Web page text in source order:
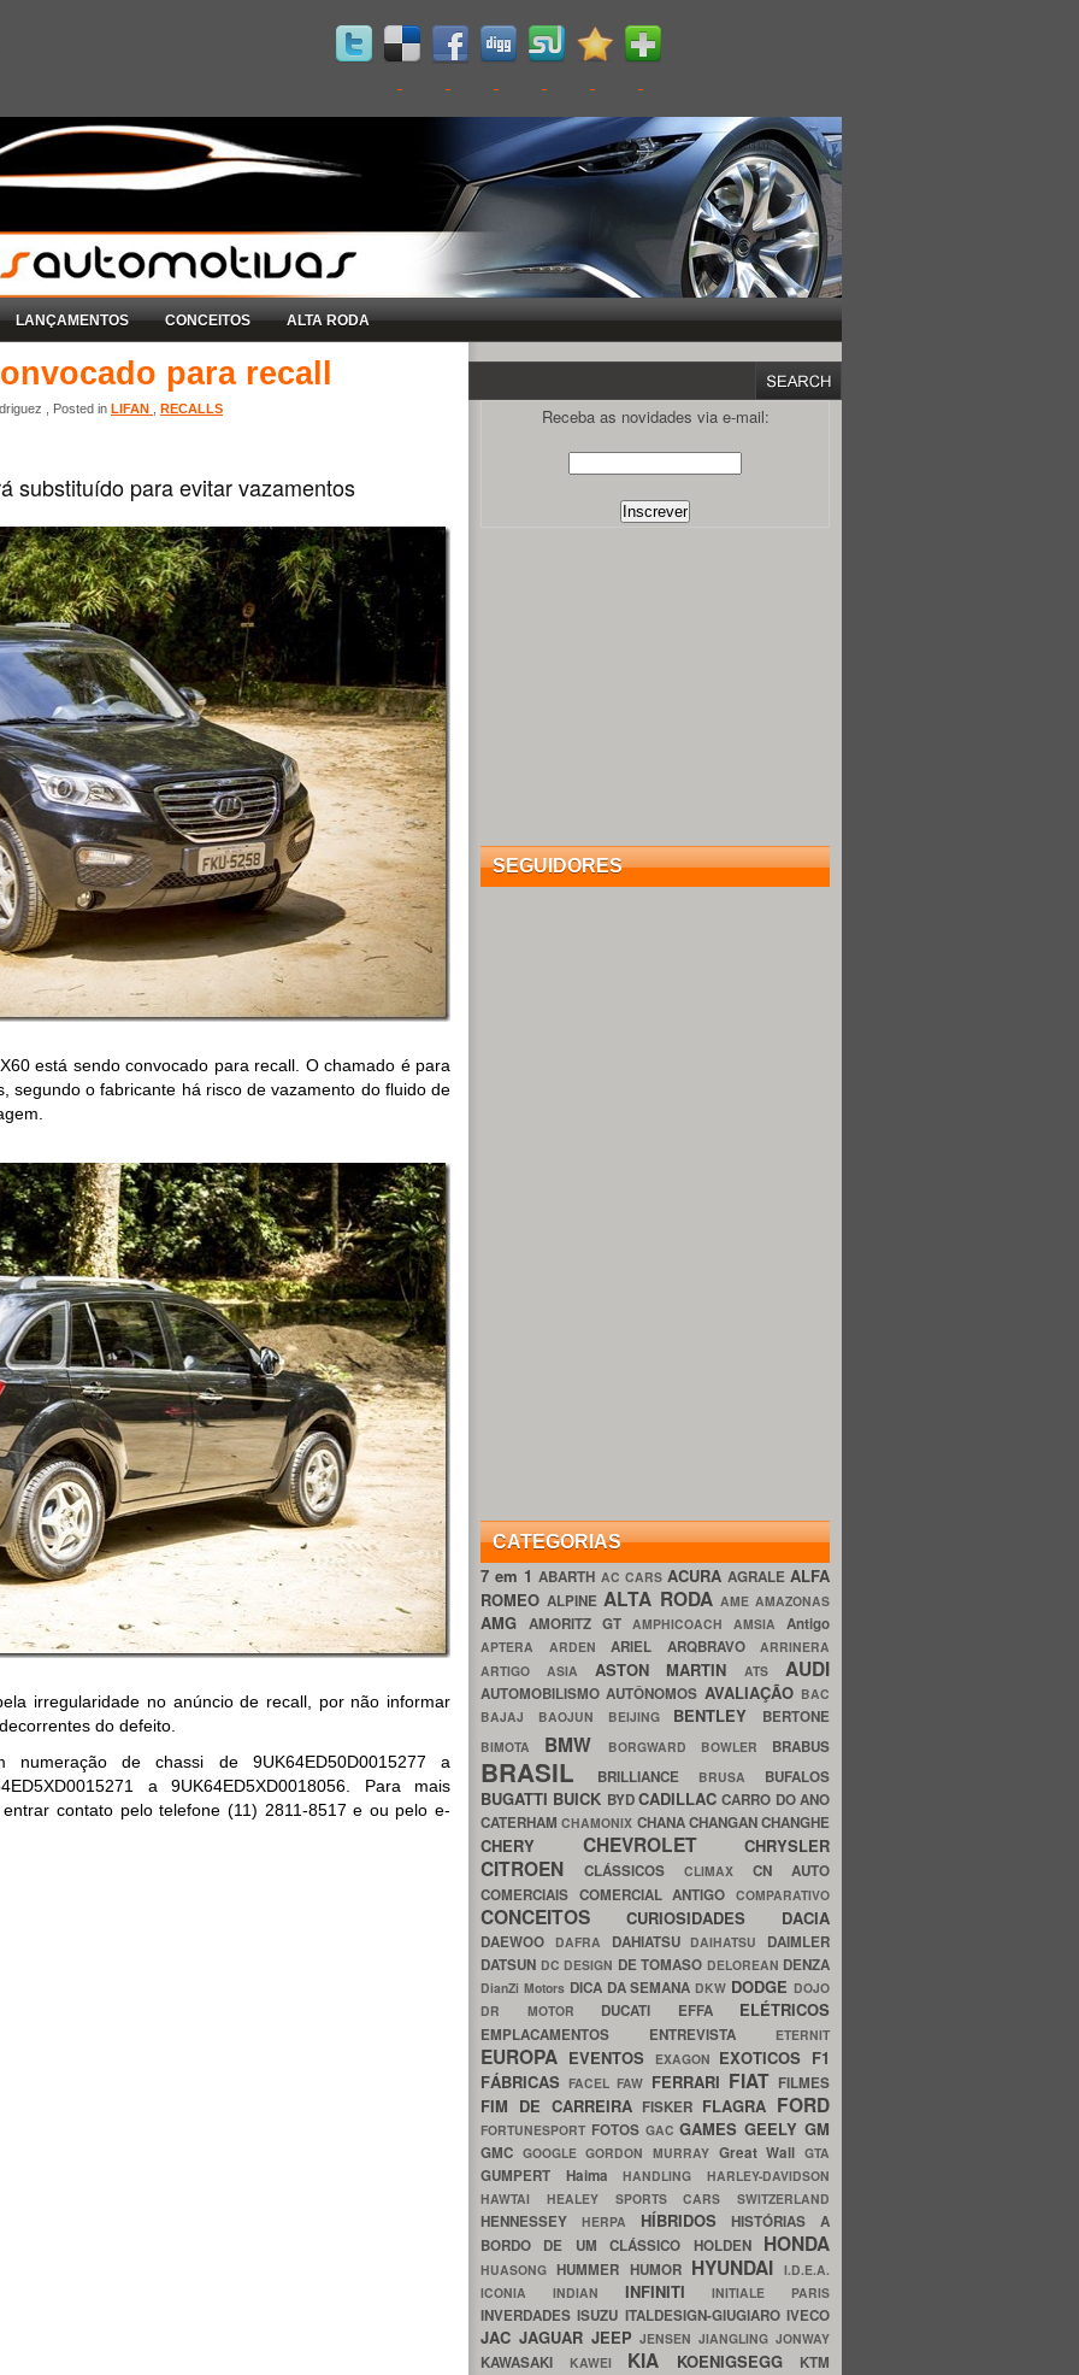
LANÇAMENTOS CONCEITOS ALTA RODA
para recall
, Posted in LIFAN RECALLS
substituído para evitar vazamentos
está sendo convocado para recall. O chamado é para
segundo o fabricante há risco de vazamento do fluido de
irregularidade no anúncio de recall, por não informar
do defeito.
numeração de chassi de 9UK64ED50D0015277 a
a 9UK64ED5XD0018056. Para mais
contato pelo telefone (11) 2811-8517 e ou pelo e-
Receba as novidades via e-mail:
SEGUIDORES
CATEGORIAS
7 em 1ABARTH AC CARS ACURA AGRALE ALFA
ROMEOALPINEALTA RODA AME AMAZONAS
AMG AMORITZ GT AMPHICOACH AMSIA Antigo
APTERA ARDEN ARIEL ARQBRAVO ARRINERA
ARTIGO ASIA ASTON MARTINATS AUDI
AUTOMOBILISMOAUTÔNOMOS AVALIAÇÃO BAC
BAJAJ BAOJUN BEIJING BENTLEY BERTONE
BIMOTA BMW BORGWARD BOWLER BRABUS
BRASIL BRILLIANCE BRUSA BUFALOS
BUGATTI BUICK BYDCADILLACCARRO DO ANO
CATERHAMCHAMONIX CHANACHANGANCHANGHE
CHERY CHEVROLET CHRYSLER
CITROEN CLÁSSICOS CLIMAX CN AUTO
COMERCIAIS COMERCIAL ANTIGOCOMPARATIVO
CONCEITOS CURIOSIDADES DACIA
DAEWOO DAFRA DAHIATSU DAIHATSU DAIMLER
DATSUN DC DESIGN DE TOMASO DELOREAN DENZA
DianZi Motors DICA DA SEMANA DKW DODGE DOJO
DR MOTOR DUCATI EFFA ELÉTRICOS
EMPLACAMENTOS ENTREVISTA ETERNIT
EUROPA EVENTOS EXAGON EXOTICOS F1
FÁBRICASFACELFAW FERRARI FIAT FILMES
FIM DE CARREIRA FISKER FLAGRA FORD
FORTUNESPORT FOTOS GACGAMESGEELYGM
GMC GOOGLEGORDON MURRAY Great WallGTA
GUMPERT HaimaHANDLINGHARLEY-DAVIDSON
HAWTAI HEALEY SPORTS CARS SWITZERLAND
HENNESSEY HERPA HÍBRIDOSHISTÓRIAS A
BORDO DE UM CLÁSSICO HOLDEN HONDA
HUASONGHUMMER HUMOR HYUNDAI I.D.E.A.
ICONIA INDIAN INFINITIINITIALE PARIS
INVERDADESISUZU ITALDESIGN-GIUGIAROIVECO
JAC JAGUAR JEEPJENSENJIANGLINGJONWAY
KAWASAKI KAWEI KIA KOENIGSEGG KTM